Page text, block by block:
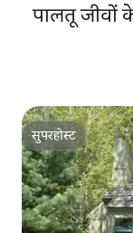
पालतू जीवों
सुपरहोस्ट
सुपरहोस्ट